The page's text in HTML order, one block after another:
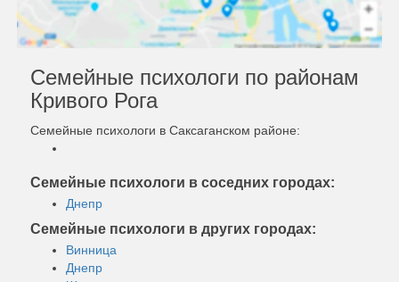
Семейные психологи по районам
Кривого Рога
Семейные психологи в Саксаганском районе:
Семейные психологи в соседних городах:
Днепр
Семейные психологи в других городах:
Винница
Днепр